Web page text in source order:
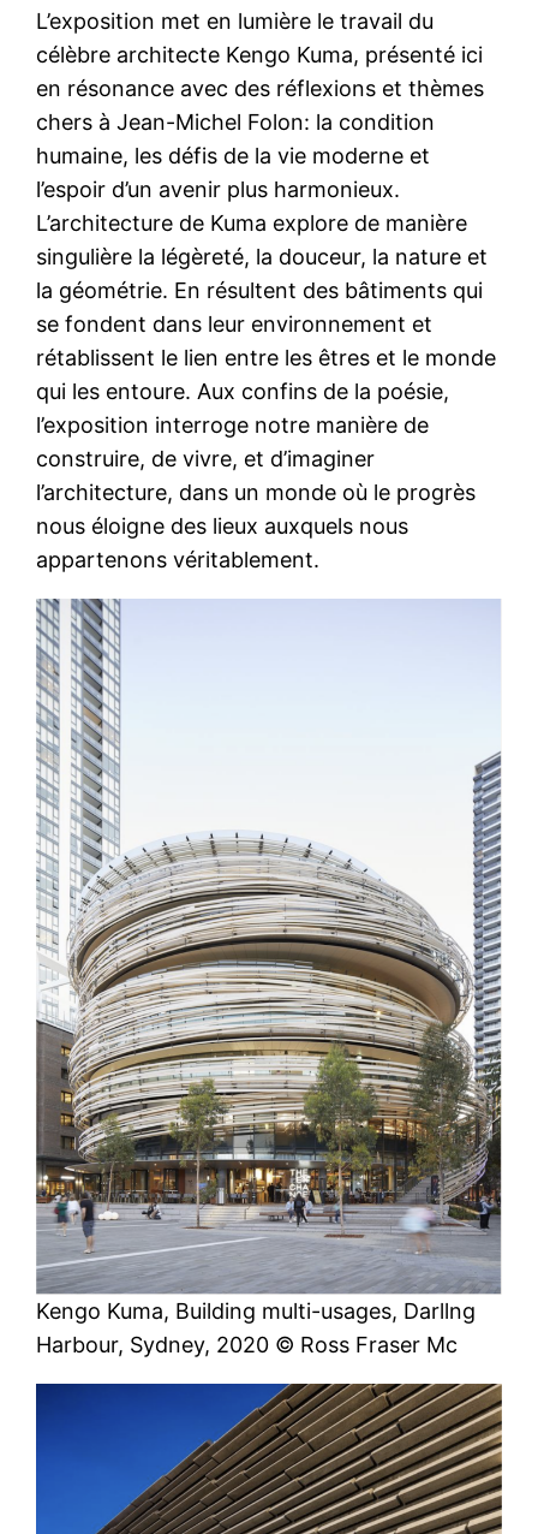
L’exposition met en lumière le travail du
célèbre architecte Kengo Kuma, présenté ici
en résonance avec des réflexions et thèmes
chers à Jean-Michel Folon: la condition
humaine, les défis de la vie moderne et
l’espoir d’un avenir plus harmonieux.
L’architecture de Kuma explore de manière
singulière la légèreté, la douceur, la nature et
la géométrie. En résultent des bâtiments qui
se fondent dans leur environnement et
rétablissent le lien entre les êtres et le monde
qui les entoure. Aux confins de la poésie,
l’exposition interroge notre manière de
construire, de vivre, et d’imaginer
l’architecture, dans un monde où le progrès
nous éloigne des lieux auxquels nous
appartenons véritablement.
Kengo Kuma, Building multi-usages, Darllng
Harbour, Sydney, 2020 © Ross Fraser Mc